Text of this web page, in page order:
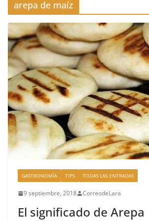
arepa de maíz
GASTRONOMÍA TIPS TODAS LAS ENTRADAS
9 septiembre, 2018 CorreodeLara
El significado de Arepa